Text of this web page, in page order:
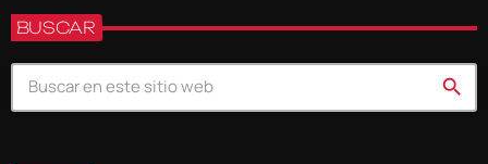
BUSCAR
search